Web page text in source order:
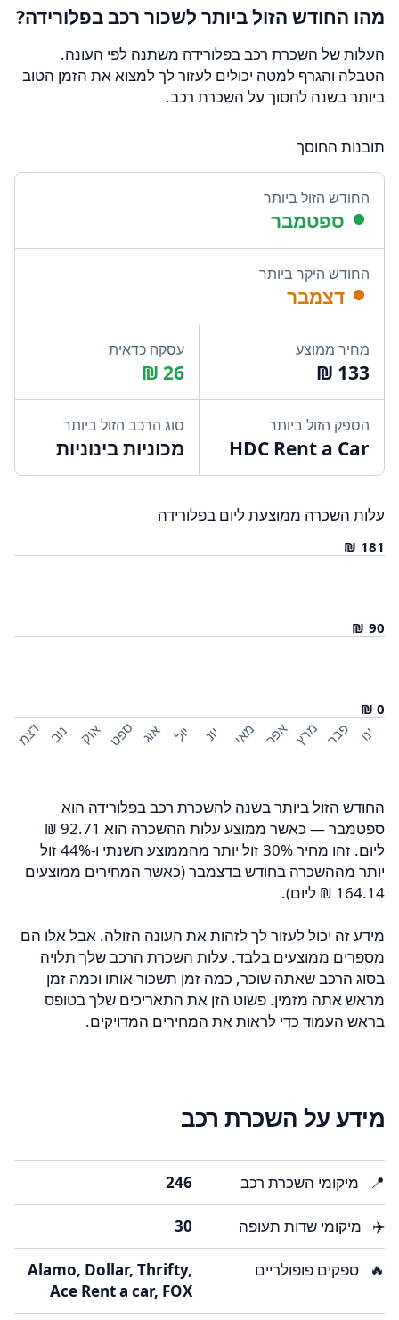
מהו החודש הזול ביותר לשכור רכב בפלורידה?
העלות של השכרת רכב בפלורידה משתנה לפי העונה.
הטבלה והגרף למטה יכולים לעזור לך למצוא את הזמן הטוב
ביותר בשנה לחסוך על השכרת רכב.
תובנות החוסך
החודש הזול ביותר
ספטמבר
החודש היקר ביותר
דצמבר
מחיר ממוצע עסקה כדאית
הספק הזול ביותר
HDC Rent a Car
סוג הרכב הזול ביותר
מכוניות בינוניות
עלות השכרה ממוצעת ליום בפלורידה
ינו פבר מרץ אפר מאי יונ יול אוג ספט אוק נוב דצמ
החודש הזול ביותר בשנה להשכרת רכב בפלורידה הוא
ספטמבר — כאשר ממוצע עלות ההשכרה הוא ‏92.71 ‏₪
ליום. זהו מחיר 30% זול יותר מהממוצע השנתי ו-44% זול
יותר מההשכרה בחודש בדצמבר (כאשר המחירים ממוצעים
מידע זה יכול לעזור לך לזהות את העונה הזולה. אבל אלו הם
מספרים ממוצעים בלבד. עלות השכרת הרכב שלך תלויה
בסוג הרכב שאתה שוכר, כמה זמן תשכור אותו וכמה זמן
מראש אתה מזמין. פשוט הזן את התאריכים שלך בטופס
בראש העמוד כדי לראות את המחירים המדויקים.
מידע על השכרת רכב
📍 מיקומי השכרת רכב 246
✈️ מיקומי שדות תעופה 30
🔥 ספקים פופולריים
Alamo, Dollar, Thrifty,
Ace Rent a car, FOX